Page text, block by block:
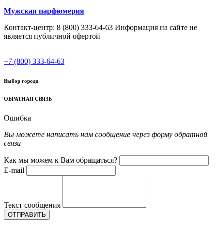
Мужская парфюмерия
Контакт-центр: 8 (800) 333-64-63 Информация на сайте не
является публичной офертой
+7 (800) 333-64-63
Выбор города
ОБРАТНАЯ СВЯЗЬ
Ошибка
Вы можете написать нам сообщение через форму обратной
связи
Как мы можем к Вам обращаться?
E-mail
Текст сообщения
ОТПРАВИТЬ